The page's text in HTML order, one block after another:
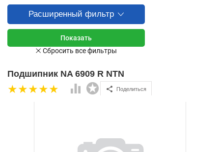
Расширенный фильтр
Подшипник NA 6909 R NTN
Поделиться